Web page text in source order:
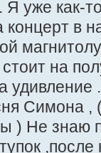
уже как-
концерт в
на
удивление
Симона
) Не знаю